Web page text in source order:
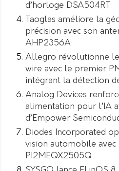
d’horloge DSA504RT
Taoglas améliore la
précision avec son
AHP2356A
Allegro révolutionne
wire avec le premier
intégrant la détection
Analog Devices
alimentation pour l’IA
d’Empower
Diodes Incorporated
vision automobile avec
PI2MEQX2505Q